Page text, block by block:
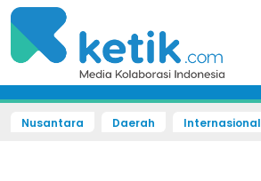
Nusantara Daerah Internasional